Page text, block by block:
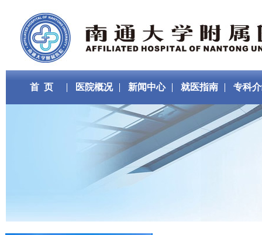
首 页 医院概况 新闻中心 就医指南 专科